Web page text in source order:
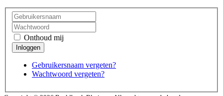
Onthoud mij
Gebruikersnaam vergeten?
Wachtwoord vergeten?